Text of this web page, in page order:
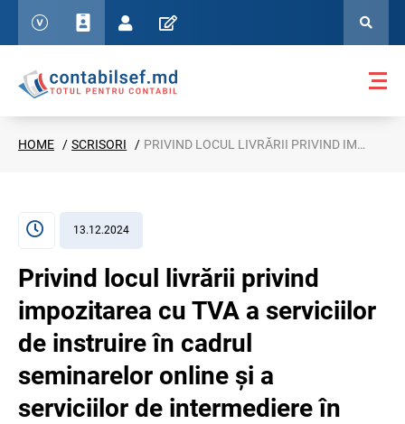
HOME SCRISORI PRIVIND LOCUL LIVRĂRII PRIVIND IMPOZITAREA CU TVA A SERVICIILOR DE INSTRUIRE ÎN CADRUL SEMINARELOR ONLINE ȘI A SERVICIILOR DE INTERMEDIERE ÎN AFACERI, SC. NR. 26-08/2-15/205738 DIN 06.12.2024
13.12.2024
Privind locul livrării privind
impozitarea cu TVA a serviciilor
de instruire în cadrul
seminarelor online și a
serviciilor de intermediere în